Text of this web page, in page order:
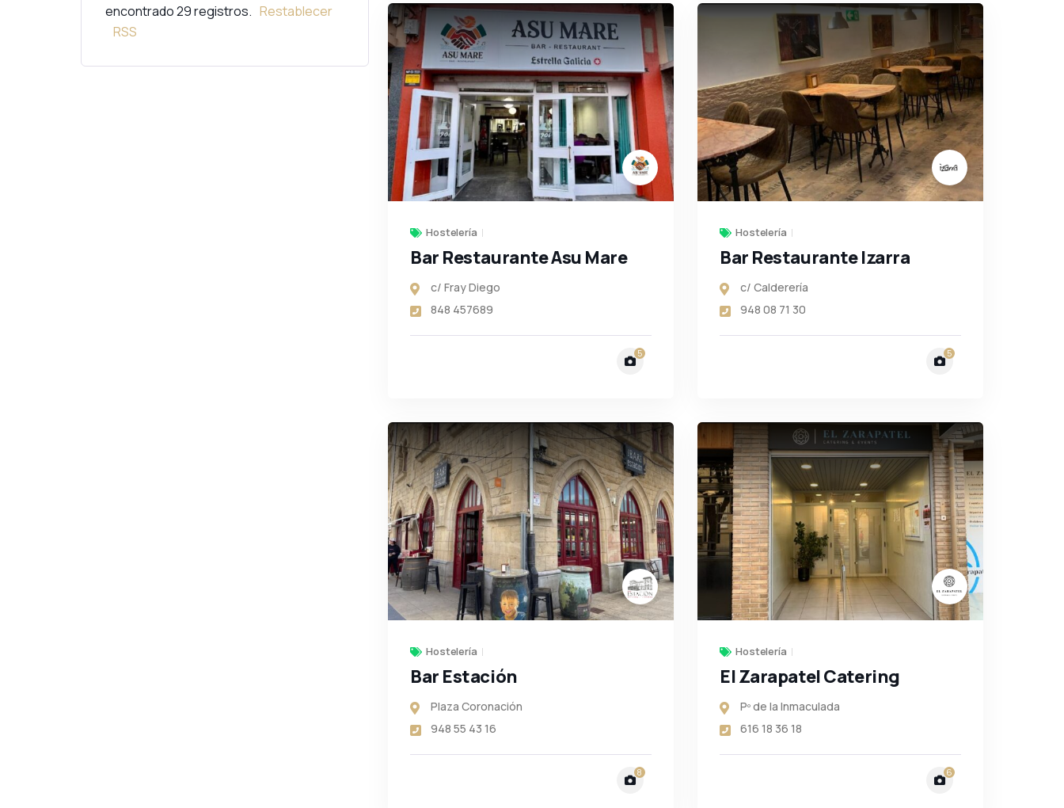
encontrado 29 registros. Restablecer
RSS
Hostelería
Bar Restaurante Asu Mare
c/ Fray Diego
848 457689
5
Hostelería
Bar Restaurante Izarra
c/ Calderería
948 08 71 30
5
Hostelería
Bar Estación
Plaza Coronación
948 55 43 16
8
Hostelería
El Zarapatel Catering
Pº de la Inmaculada
616 18 36 18
6